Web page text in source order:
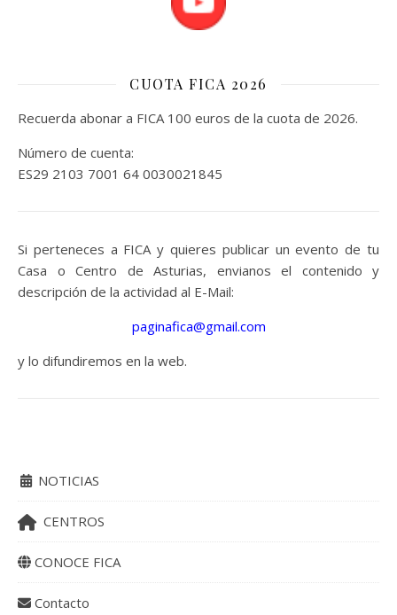
CUOTA FICA 2026
Recuerda abonar a FICA 100 euros de la cuota de 2026.
Número de cuenta:
ES29 2103 7001 64 0030021845
Si perteneces a FICA y quieres publicar un evento de tu
Casa o Centro de Asturias, envianos el contenido y
descripción de la actividad al E-Mail:
paginafica@gmail.com
y lo difundiremos en la web.
NOTICIAS
CENTROS
CONOCE FICA
Contacto